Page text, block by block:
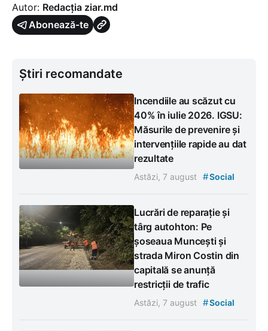
Autor: Redacția ziar.md
Abonează-te
Știri recomandate
Incendiile au scăzut cu
40% în iulie 2026. IGSU:
Măsurile de prevenire și
intervențiile rapide au dat
rezultate
Astăzi, 7 august #Social
Lucrări de reparație și
târg autohton: Pe
șoseaua Muncești și
strada Miron Costin din
capitală se anunță
restricții de trafic
Astăzi, 7 august #Social